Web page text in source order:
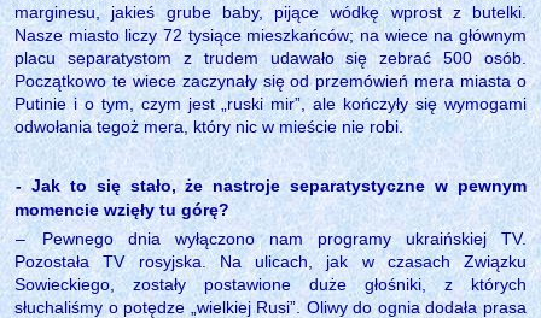
marginesu, jakieś grube baby, pijące wódkę wprost z butelki.
Nasze miasto liczy 72 tysiące mieszkańców; na wiece na głównym
placu separatystom z trudem udawało się zebrać 500 osób.
Początkowo te wiece zaczynały się od przemówień mera miasta o
Putinie i o tym, czym jest „ruski mir”, ale kończyły się wymogami
odwołania tegoż mera, który nic w mieście nie robi.
- Jak to się stało, że nastroje separatystyczne w pewnym
momencie wzięły tu górę?
‒Pewnego dnia wyłączono nam programy ukraińskiej TV.
Pozostała TV rosyjska. Na ulicach, jak w czasach Związku
Sowieckiego, zostały postawione duże głośniki, z których
słuchaliśmy o potędze „wielkiej Rusi”. Oliwy do ognia dodała prasa